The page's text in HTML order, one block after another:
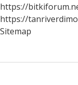
https://
https://
Sitemap